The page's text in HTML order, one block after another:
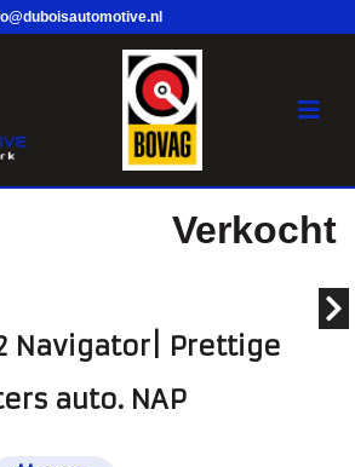
Verkocht
Navigator| Prettige
auto. NAP